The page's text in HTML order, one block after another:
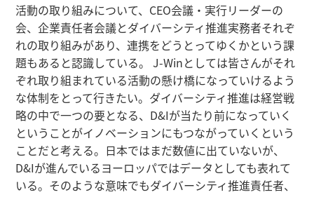
活動の取り組みについて、CEO会議・実行リーダーの
会、企業責任者会議とダイバーシティ推進実務者それぞ
れの取り組みがあり、連携をどうとってゆくかという課
題もあると認識している。 J-Winとしては皆さんがそれ
ぞれ取り組まれている活動の懸け橋になっていけるよう
な体制をとって行きたい。ダイバーシティ推進は経営戦
略の中で一つの要となる、D&Iが当たり前になっていく
ということがイノベーションにもつながっていくという
ことだと考える。日本ではまだ数値に出ていないが、
D&Iが進んでいるヨーロッパではデータとしても表れて
いる。そのような意味でもダイバーシティ推進責任者、